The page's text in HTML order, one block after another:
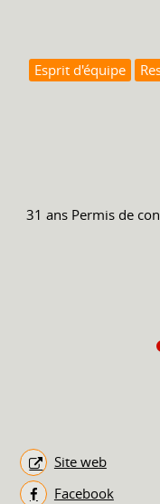
Esprit d'équipe
31 ans Permis de
Site web
Facebook